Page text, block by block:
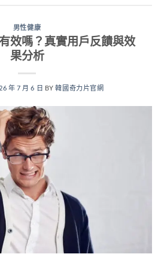
男性健康
效嗎？真實用戶反饋與效
果分析
年 7 月 6 日 BY韓國奇力片官網